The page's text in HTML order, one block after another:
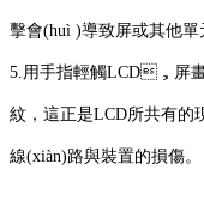
擊會(huì )導致屏或其他單元
5.用手指輕觸LCD，屏
紋，這正是LCD所共有的
線(xiàn)路與裝置的損傷。